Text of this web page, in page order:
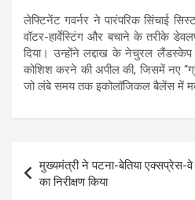
लेफ्टिनेंट गवर्नर ने पारंपरिक सिंचाई
वॉटर-हार्वेस्टिंग और बचाने के तरीके
दिया। उन्होंने लद्दाख के नेचुरल
कोशिश करने की अपील की, जिसमें नए
जो लंबे समय तक इकोलॉजिकल बैलेंस में
navigation
मुख्यमंत्री ने पटना-बेतिया एक्सप्रेस-
का निरीक्षण किया